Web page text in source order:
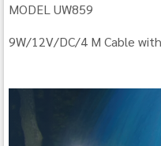
MODEL UW859
9W/12V/DC/4 M Cable